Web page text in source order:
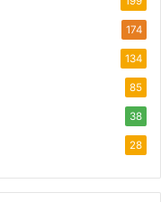
174
134
85
38
28